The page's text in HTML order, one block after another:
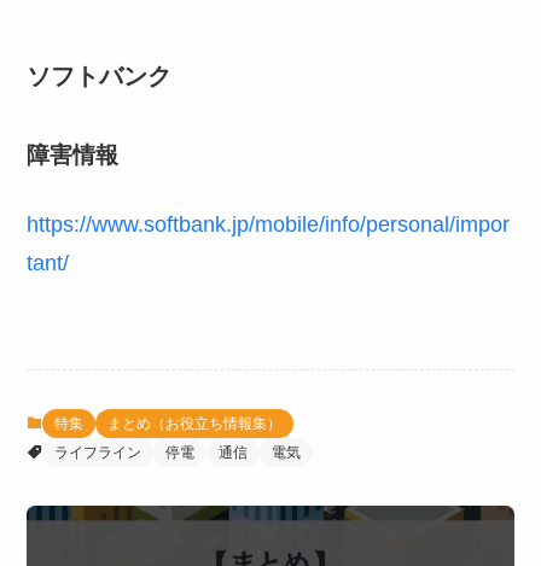
ソフトバンク
障害情報
https://www.softbank.jp/mobile/info/personal/impor
tant/
特集
まとめ（お役立ち情報集）
ライフライン
停電 通信 電気